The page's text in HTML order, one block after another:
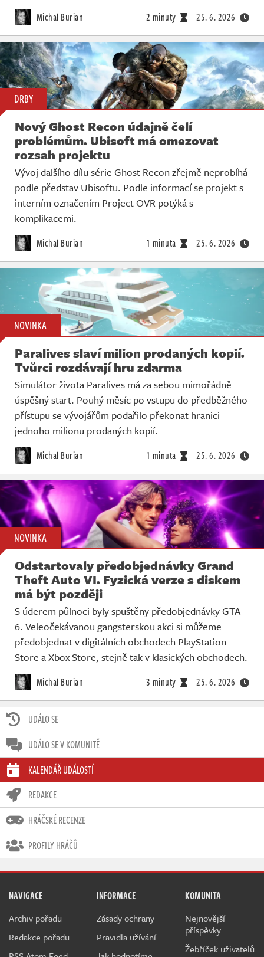
UDÁLO SE
UDÁLO SE V KOMUNITĚ
KALENDÁŘ UDÁLOSTÍ
REDAKCE
HRÁČSKÉ RECENZE
PROFILY HRÁČŮ
Michal Burian 2 minuty 25. 6. 2026
DRBY
Nový Ghost Recon údajně čelí
problémům. Ubisoft má omezovat
rozsah projektu
Vývoj dalšího dílu série Ghost Recon zřejmě neprobíhá
podle představ Ubisoftu. Podle informací se projekt s
interním označením Project OVR potýká s
komplikacemi.
Michal Burian 1 minuta 25. 6. 2026
NOVINKA
Paralives slaví milion prodaných kopií.
Tvůrci rozdávají hru zdarma
Simulátor života Paralives má za sebou mimořádně
úspěšný start. Pouhý měsíc po vstupu do předběžného
přístupu se vývojářům podařilo překonat hranici
jednoho milionu prodaných kopií.
Michal Burian 1 minuta 25. 6. 2026
NOVINKA
Odstartovaly předobjednávky Grand
Theft Auto VI. Fyzická verze s diskem
má být později
S úderem půlnoci byly spuštěny předobjednávky GTA
6. Veleočekávanou gangsterskou akci si můžeme
předobjednat v digitálních obchodech PlayStation
Store a Xbox Store, stejně tak v klasických obchodech.
Michal Burian 3 minuty 25. 6. 2026
NAVIGACE
Archiv pořadu
Redakce pořadu
INFORMACE
Zásady ochrany
Pravidla užívání
KOMUNITA
Nejnovější
příspěvky
Žebříček uživatelů